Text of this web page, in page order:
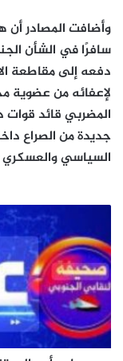
وأضافت المصادر أن
سافرًا في الشأن
دفعه إلى مقاطعة
لإعفائه من عضوية
المضربي قائد قوات
جديدة من الصراع
السياسي
هام
أسر
المعتقلون
الجنوبيون
تعلن
عن
اقامة
وقفة